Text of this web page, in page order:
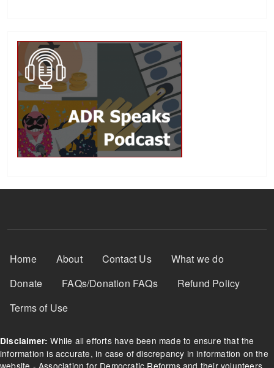
Footer Menu
Home About Contact Us
What we do
Donate
FAQs/Donation FAQs
Refund Policy
Terms of Use
Disclaimer: While all efforts have been made to ensure that the
information is accurate, in case of discrepancy in information on the
website - Association for Democratic Reforms and their volunteers